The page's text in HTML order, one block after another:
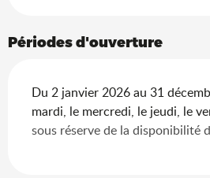
Périodes d'ouverture
Du 2 janvier 2026 au 31
mardi, le mercredi, le jeudi, le
sous réserve de la disponibilité